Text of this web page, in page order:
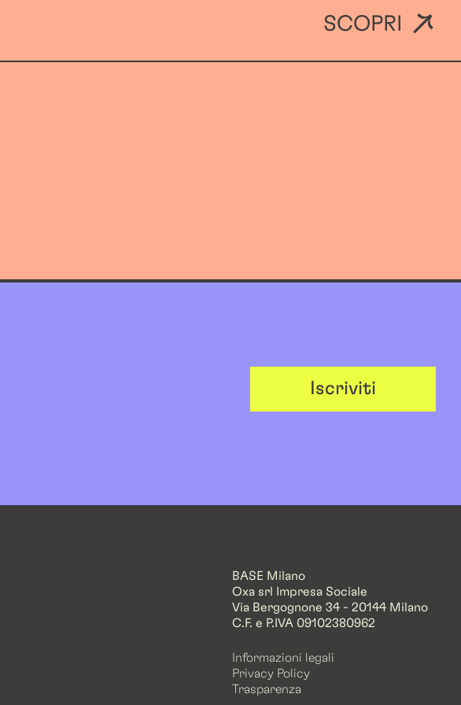
SCOPRI
Iscriviti
BASE Milano
Oxa srl Impresa Sociale
Via Bergognone 34 - 20144 Milano
C.F. e P.IVA 09102380962
Informazioni legali
Privacy Policy
Trasparenza